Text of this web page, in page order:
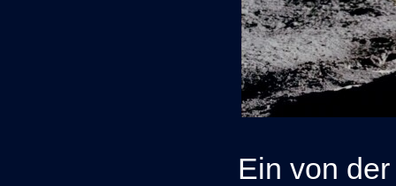
Ein von